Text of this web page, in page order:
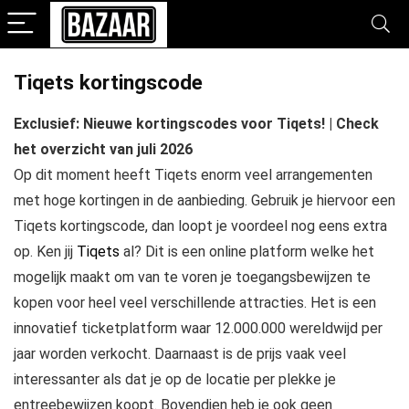
Tiqets kortingscode
Exclusief: Nieuwe kortingscodes voor Tiqets! | Check
het overzicht van juli 2026
Op dit moment heeft Tiqets enorm veel arrangementen
met hoge kortingen in de aanbieding. Gebruik je hiervoor een
Tiqets kortingscode, dan loopt je voordeel nog eens extra
op. Ken jij Tiqets al? Dit is een online platform welke het
mogelijk maakt om van te voren je toegangsbewijzen te
kopen voor heel veel verschillende attracties. Het is een
innovatief ticketplatform waar 12.000.000 wereldwijd per
jaar worden verkocht. Daarnaast is de prijs vaak veel
interessanter als dat je op de locatie per plekke je
entreebewijzen koopt. Bovendien heb je ook geen